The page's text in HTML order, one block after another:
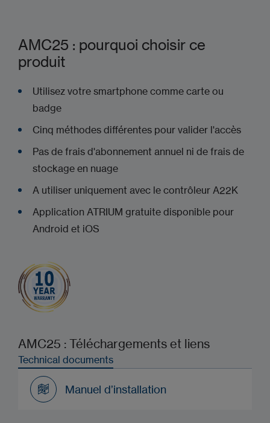
AMC25 : pourquoi choisir ce
produit
Utilisez votre smartphone comme carte ou
badge
Cinq méthodes différentes pour valider l'accès
Pas de frais d'abonnement annuel ni de frais de
stockage en nuage
A utiliser uniquement avec le contrôleur A22K
Application ATRIUM gratuite disponible pour
Android et iOS
AMC25 : Téléchargements et liens
Technical documents
Manuel d’installation